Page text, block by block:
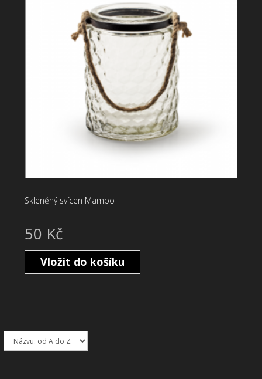
Skleněný svícen Mambo
50 Kč
Vložit do košíku